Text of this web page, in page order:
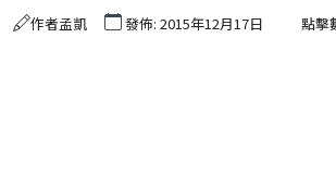
作者孟凱 發佈: 2015年12月17日 點擊